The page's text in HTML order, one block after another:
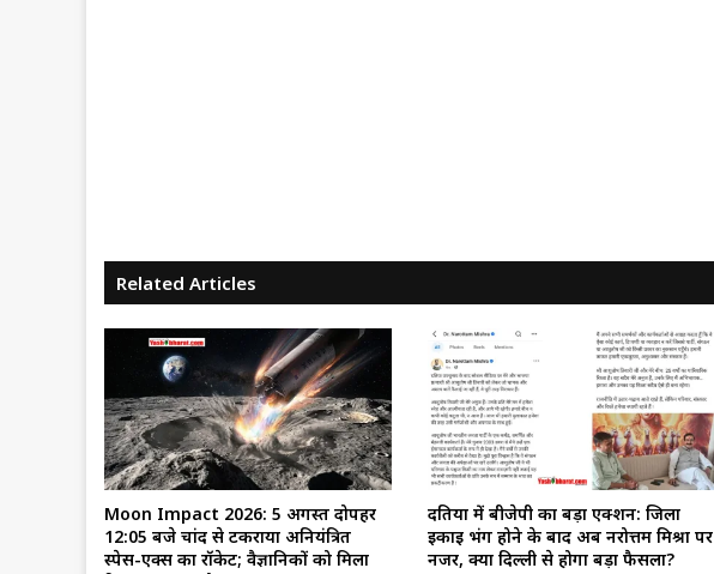
Related Articles
Moon Impact 2026: 5 अगस्त दोपहर
12:05 बजे चांद से टकराया अनियंत्रित
स्पेस-एक्स का रॉकेट; वैज्ञानिकों को मिला
दतिया में बीजेपी का बड़ा एक्शन: जिला
इकाई भंग होने के बाद अब नरोत्तम मिश्रा पर
नजर, क्या दिल्ली से होगा बड़ा फैसला?